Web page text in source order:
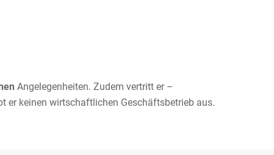
Angelegenheiten. Zudem vertritt er –
er keinen wirtschaftlichen Geschäftsbetrieb aus.